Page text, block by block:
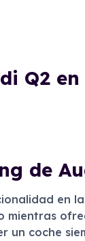
Q2
de
en
coche